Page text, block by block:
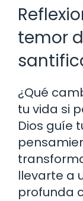
temor
¿Qué
tu vida si
Dios guíe
llevarte a
profunda